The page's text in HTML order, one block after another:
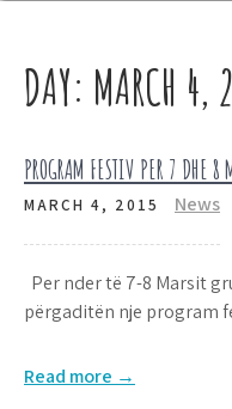
DAY: MARCH 4,
PROGRAM FESTIV PER 7 DHE 8
MARCH 4, 2015 News
Per nder të 7-8 Marsit
përgaditën nje program
Read more →